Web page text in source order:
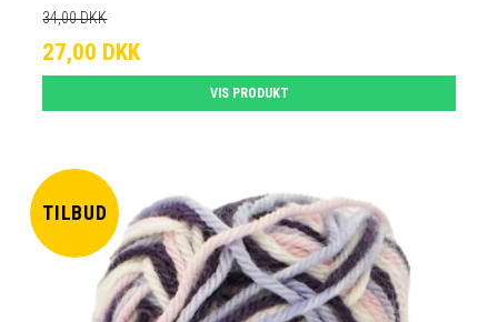
34,00 DKK
27,00 DKK
VIS PRODUKT
TILBUD